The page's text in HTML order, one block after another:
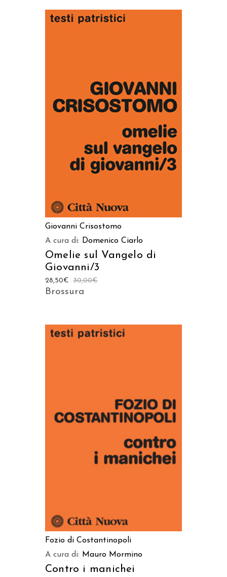
AGGIUNGI AL CARRELLO
Giovanni Crisostomo
A cura di: Domenico Ciarlo
Omelie sul Vangelo di
Giovanni/3
30,00€
28,50€
Brossura
Fozio di Costantinopoli
A cura di: Mauro Mormino
Contro i manichei